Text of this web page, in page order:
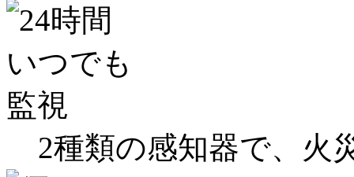
2種類の感知器で、火